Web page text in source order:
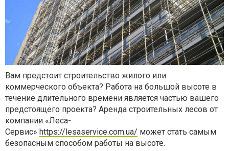
Вам предстоит строительство жилого или
коммерческого объекта? Работа на большой высоте в
течение длительного времени является частью вашего
предстоящего проекта? Аренда строительных лесов от
компании «Леса-
Сервис» https://lesaservice.com.ua/ может стать самым
безопасным способом работы на высоте.